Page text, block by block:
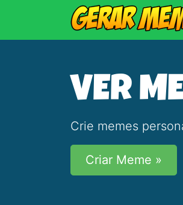
VER
Crie memes
Criar Meme »